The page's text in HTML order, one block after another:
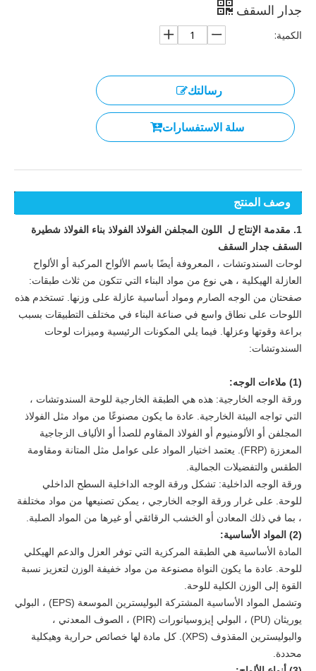
جدار السقف
الكمية:
رسالتك
سلة الاستفسارات
وصف المنتج
1. مقدمة الإنتاج
ل اللون المجلفن الفولاذ الفولاذ بناء الفولاذ شطيرة
السقف جدار السقف
لوحات السندوتشات ، المعروفة أيضًا باسم الألواح المركبة أو الألواح
العازلة الهيكلية ، هي نوع من مواد البناء التي تتكون من ثلاث طبقات:
صفحتان من الوجه الصارم ومواد أساسية عازلة على وزنها. تستخدم هذه
اللوحات على نطاق واسع في صناعة البناء في مختلف التطبيقات بسبب
براعة وقوتها وعزلها. فيما يلي المكونات الرئيسية وميزات لوحات
السندوتشات:
(1) ملاءات الوجه:
ورقة الوجه الخارجية: هذه هي الطبقة الخارجية للوحة السندوتشات ،
التي تواجه البيئة الخارجية. عادة ما يكون مصنوعًا من مواد مثل الفولاذ
المجلفن أو الألومنيوم أو الفولاذ المقاوم للصدأ أو الألياف الزجاجية
المعززة (FRP). يعتمد اختيار المواد على عوامل مثل المتانة ومقاومة
الطقس والتفضيلات الجمالية.
ورقة الوجه الداخلية: تشكل ورقة الوجه الداخلية السطح الداخلي
للوحة. على غرار ورقة الوجه الخارجي ، يمكن تصنيعها من مواد مختلفة
، بما في ذلك المعادن أو الخشب الرقائقي أو غيرها من المواد الصلبة.
(2) المواد الأساسية:
المادة الأساسية هي الطبقة المركزية التي توفر العزل والدعم الهيكلي
للوحة. عادة ما يكون النواة مصنوعة من مواد خفيفة الوزن لتعزيز نسبة
القوة إلى الوزن الكلية للوحة.
وتشمل المواد الأساسية المشتركة البوليسترين الموسعة (EPS) ، البولي
يوريثان (PU) ، البولي إيزوسيانورات (PIR) ، الصوف المعدني ،
والبوليسترين المقذوف (XPS). كل مادة لها خصائص حرارية وهيكلية
محددة.